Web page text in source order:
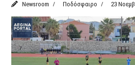
Newsroom Ποδόσφαιρο 23